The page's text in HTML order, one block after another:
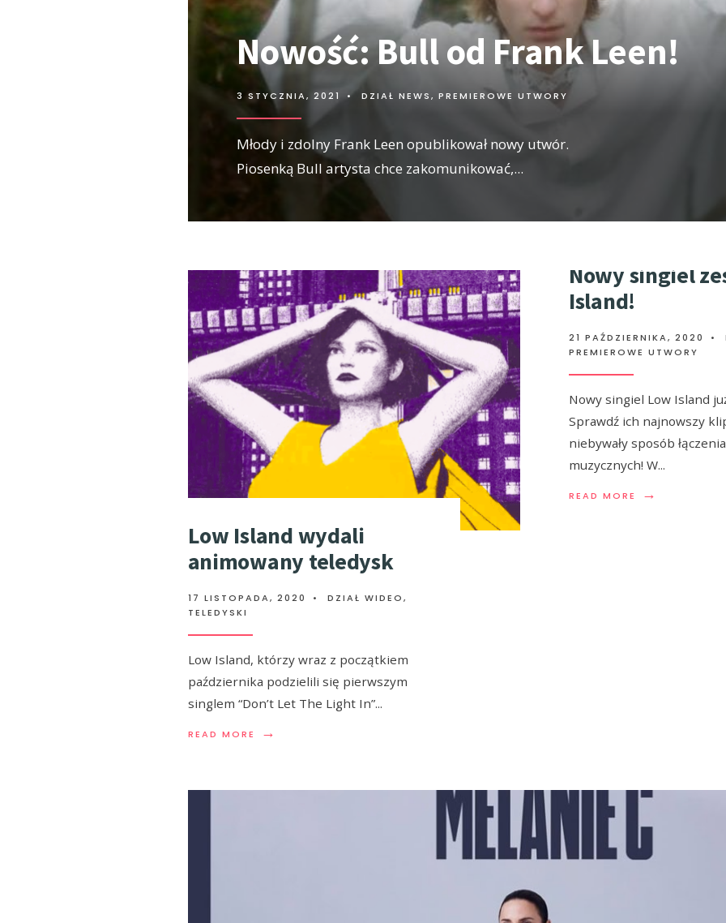
Nowość: Bull od Frank Leen!
3 STYCZNIA, 2021 • DZIAŁ NEWS, PREMIEROWE UTWORY
Młody i zdolny Frank Leen opublikował nowy utwór.
Piosenką Bull artysta chce zakomunikować,...
Low Island wydali
animowany teledysk
17 LISTOPADA, 2020 • DZIAŁ WIDEO,
TELEDYSKI
Low Island, którzy wraz z początkiem
października podzielili się pierwszym
singlem “Don’t Let The Light In”...
READ MORE →
Nowy singiel
Island!
21 PAŹDZIERNIKA, 2020 •
PREMIEROWE UTWORY
Nowy singiel Low Island
Sprawdź ich najnowszy
niebywały sposób
muzycznych! W...
READ MORE →